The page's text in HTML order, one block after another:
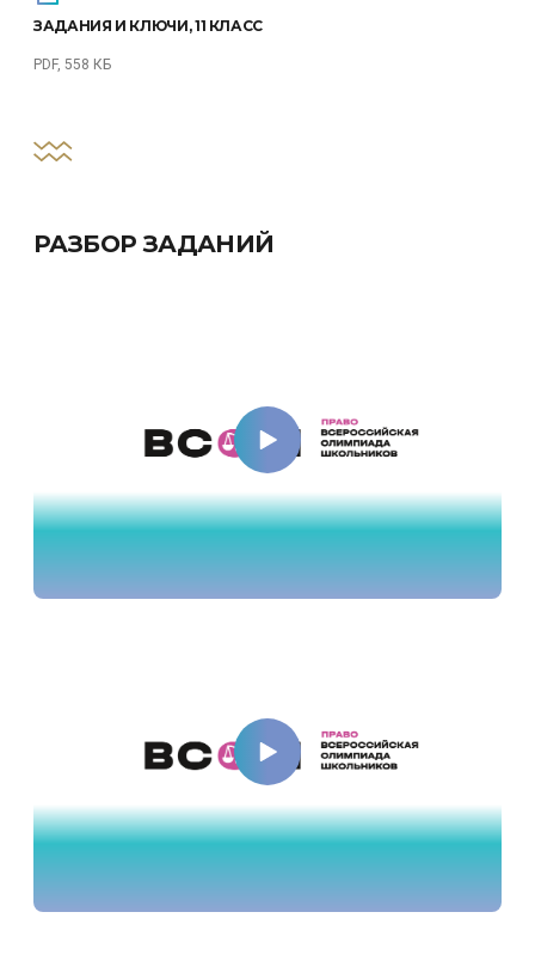
ЗАДАНИЯ И КЛЮЧИ, 11 КЛАСС
PDF, 558 КБ
РАЗБОР ЗАДАНИЙ